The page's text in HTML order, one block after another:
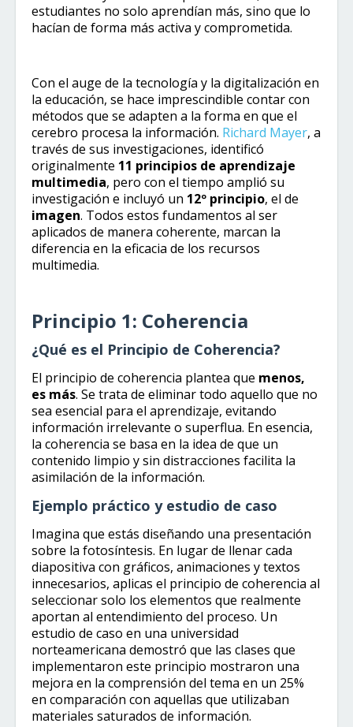
estudiantes no solo aprendían más, sino que lo
hacían de forma más activa y comprometida.
Con el auge de la tecnología y la digitalización en
la educación, se hace imprescindible contar con
métodos que se adapten a la forma en que el
cerebro procesa la información. Richard Mayer, a
través de sus investigaciones, identificó
originalmente 11 principios de aprendizaje
multimedia, pero con el tiempo amplió su
investigación e incluyó un 12º principio, el de
imagen. Todos estos fundamentos al ser
aplicados de manera coherente, marcan la
diferencia en la eficacia de los recursos
multimedia.
Principio 1: Coherencia
¿Qué es el Principio de Coherencia?
El principio de coherencia plantea que menos,
es más. Se trata de eliminar todo aquello que no
sea esencial para el aprendizaje, evitando
información irrelevante o superflua. En esencia,
la coherencia se basa en la idea de que un
contenido limpio y sin distracciones facilita la
asimilación de la información.
Ejemplo práctico y estudio de caso
Imagina que estás diseñando una presentación
sobre la fotosíntesis. En lugar de llenar cada
diapositiva con gráficos, animaciones y textos
innecesarios, aplicas el principio de coherencia al
seleccionar solo los elementos que realmente
aportan al entendimiento del proceso. Un
estudio de caso en una universidad
norteamericana demostró que las clases que
implementaron este principio mostraron una
mejora en la comprensión del tema en un 25%
en comparación con aquellas que utilizaban
materiales saturados de información.